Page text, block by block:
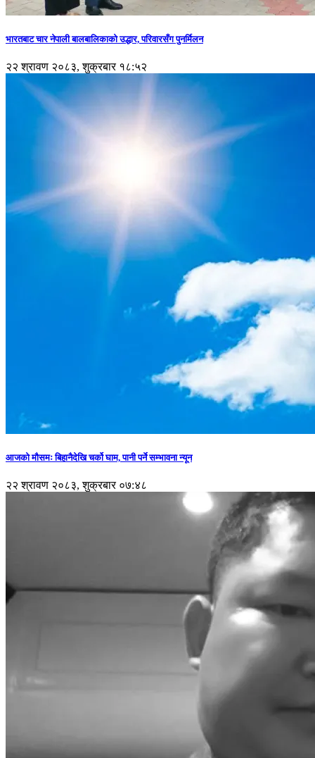
भारतबाट चार नेपाली बालबालिकाको उद्धार, परिवारसँग पुनर्मिलन
२२ श्रावण २०८३, शुक्रबार १८:५२
आजको मौसमः बिहानैदेखि चर्को घाम, पानी पर्ने सम्भावना न्यून
२२ श्रावण २०८३, शुक्रबार ०७:४८